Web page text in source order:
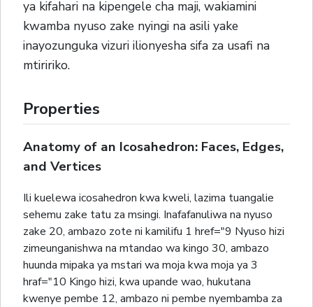
ya kifahari na kipengele cha maji, wakiamini
kwamba nyuso zake nyingi na asili yake
inayozunguka vizuri ilionyesha sifa za usafi na
mtiririko.
Properties
Anatomy of an Icosahedron: Faces, Edges,
and Vertices
Ili kuelewa icosahedron kwa kweli, lazima tuangalie
sehemu zake tatu za msingi. Inafafanuliwa na nyuso
zake 20, ambazo zote ni kamilifu 1 href="9 Nyuso hizi
zimeunganishwa na mtandao wa kingo 30, ambazo
huunda mipaka ya mstari wa moja kwa moja ya 3
hraf="10 Kingo hizi, kwa upande wao, hukutana
kwenye pembe 12, ambazo ni pembe nyembamba za